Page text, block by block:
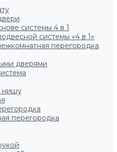
системы 4 в 1
системы «4 в 1»
перегородка
дверями
нишу
перегородка